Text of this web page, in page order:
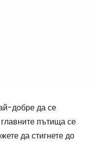
добре да се
пътища се
да стигнете до